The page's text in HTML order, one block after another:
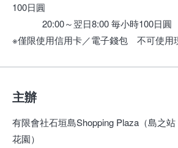
100日圓
20:00～翌日8:00 毎小時100日圓
※僅限使用信用卡／電子錢包 不可使用
主辦
有限會社石垣島Shopping Plaza（島之
花園）